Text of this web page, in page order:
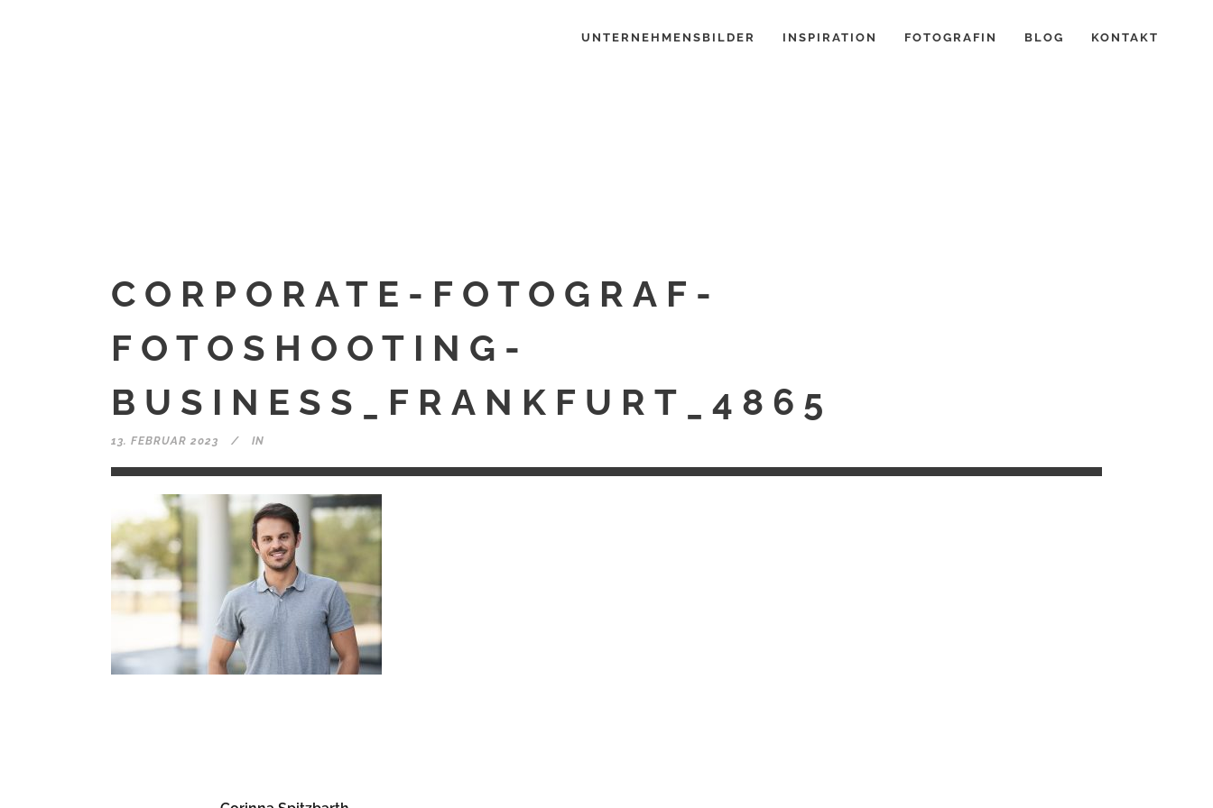
UNTERNEHMENSBILDER INSPIRATION FOTOGRAFIN BLOG KONTAKT
CORPORATE-FOTOGRAF-
FOTOSHOOTING-
BUSINESS_FRANKFURT_4865
13. FEBRUAR 2023 IN